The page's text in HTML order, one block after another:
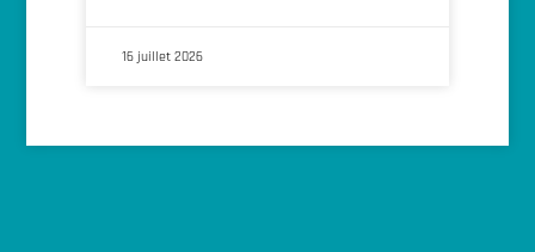
16 juillet 2026